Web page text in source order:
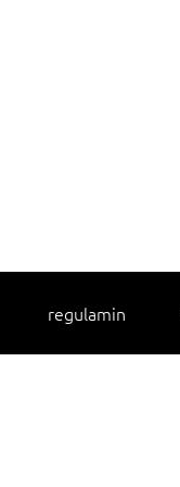
regulamin